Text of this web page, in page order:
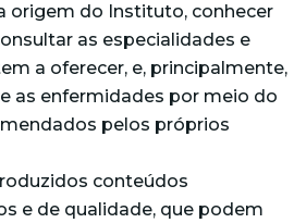
origem do Instituto, conhecer
as especialidades e
a oferecer, e, principalmente,
as enfermidades por meio do
pelos próprios
conteúdos
e de qualidade, que podem